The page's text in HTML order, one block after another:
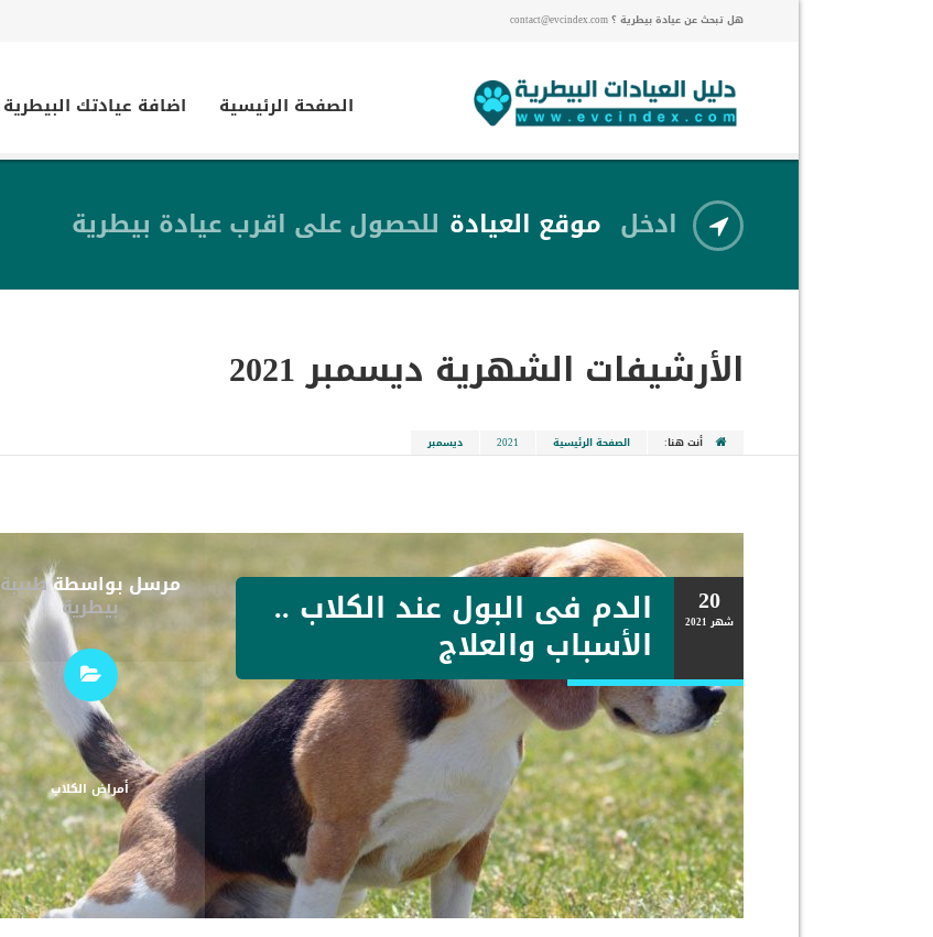
هل تبحث عن عيادة بيطرية ؟ contact@evcindex.com
الصفحة الرئيسية اضافة عيادتك البيطرية
ادخل موقع العيادة للحصول على اقرب عيادة بيطرية
الأرشيفات الشهرية ديسمبر 2021
أنت هنا: الصفحة الرئيسية 2021 ديسمبر
20
شهر2021 الدم فى البول عند الكلاب ..
الأسباب والعلاج
مرسل بواسطةطبيبة
بيطرية
أمراض الكلاب